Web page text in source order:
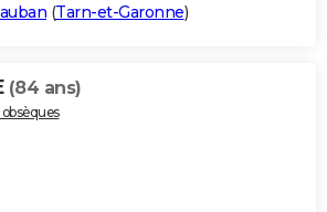
(Tarn-et-Garonne)
(84 ans)